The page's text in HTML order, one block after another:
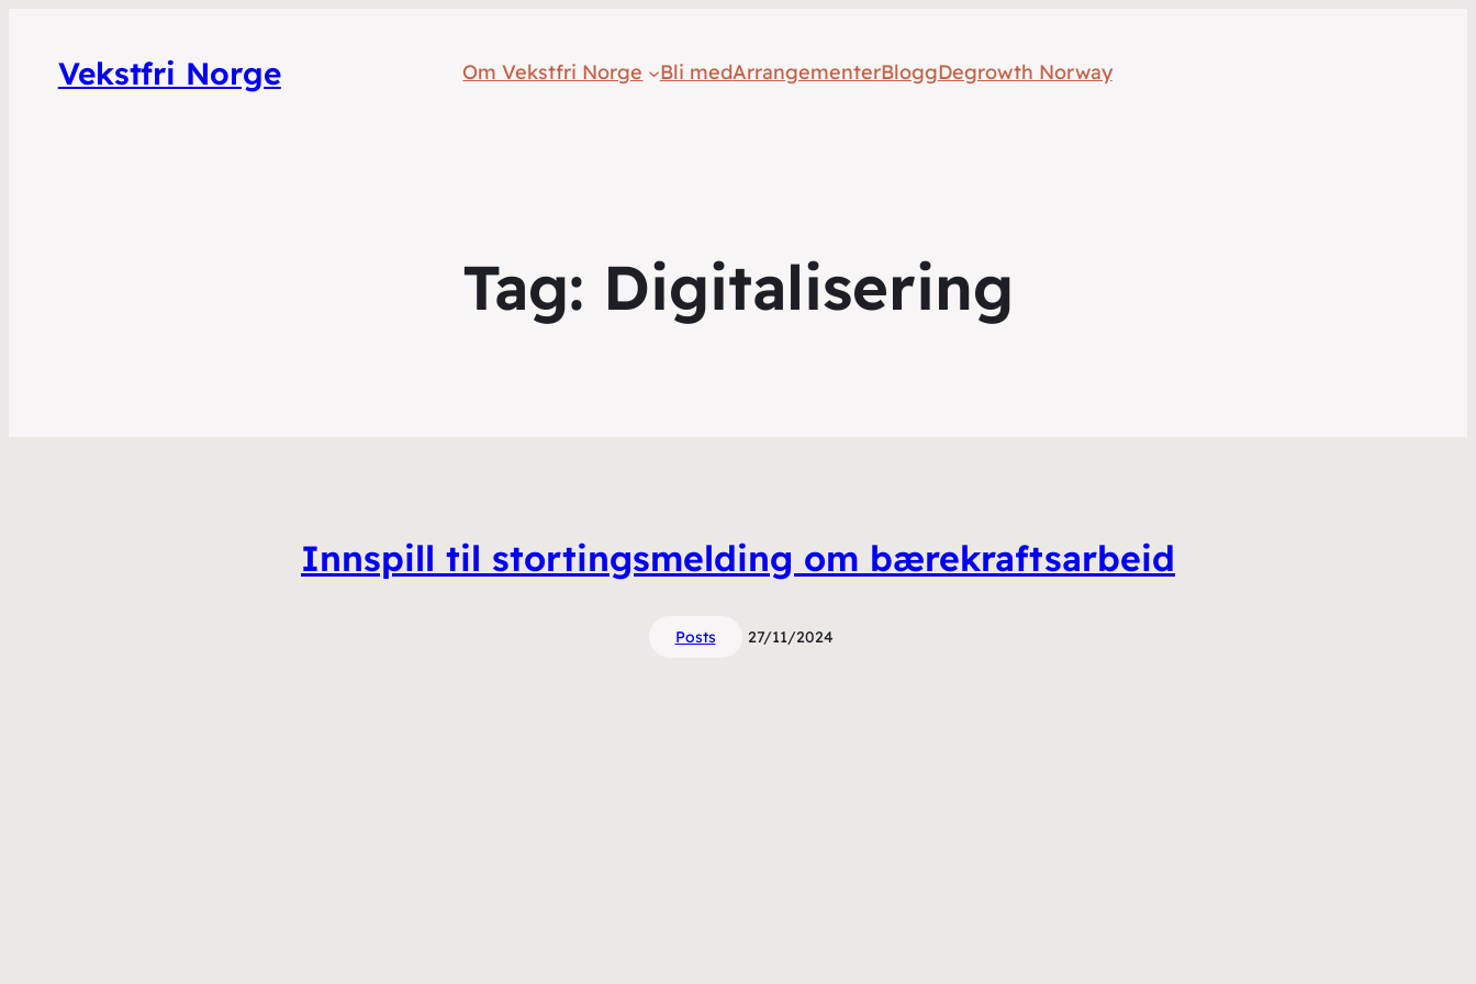
Vekstfri Norge Om Vekstfri Norge Bli medArrangementerBloggDegrowth Norway
Tag: Digitalisering
Innspill til stortingsmelding om bærekraftsarbeid
Posts 27/11/2024